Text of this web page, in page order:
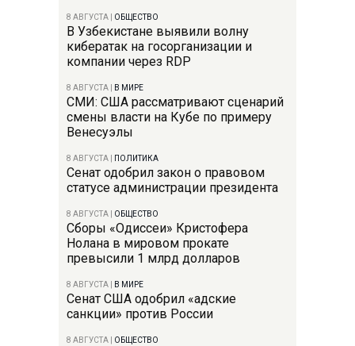
8 АВГУСТА ОБЩЕСТВО
В Узбекистане выявили волну
кибератак на госорганизации и
компании через RDP
8 АВГУСТА В МИРЕ
СМИ: США рассматривают сценарий
смены власти на Кубе по примеру
Венесуэлы
8 АВГУСТА ПОЛИТИКА
Сенат одобрил закон о правовом
статусе администрации президента
8 АВГУСТА ОБЩЕСТВО
Сборы «Одиссеи» Кристофера
Нолана в мировом прокате
превысили 1 млрд долларов
8 АВГУСТА В МИРЕ
Сенат США одобрил «адские
санкции» против России
8 АВГУСТА ОБЩЕСТВО